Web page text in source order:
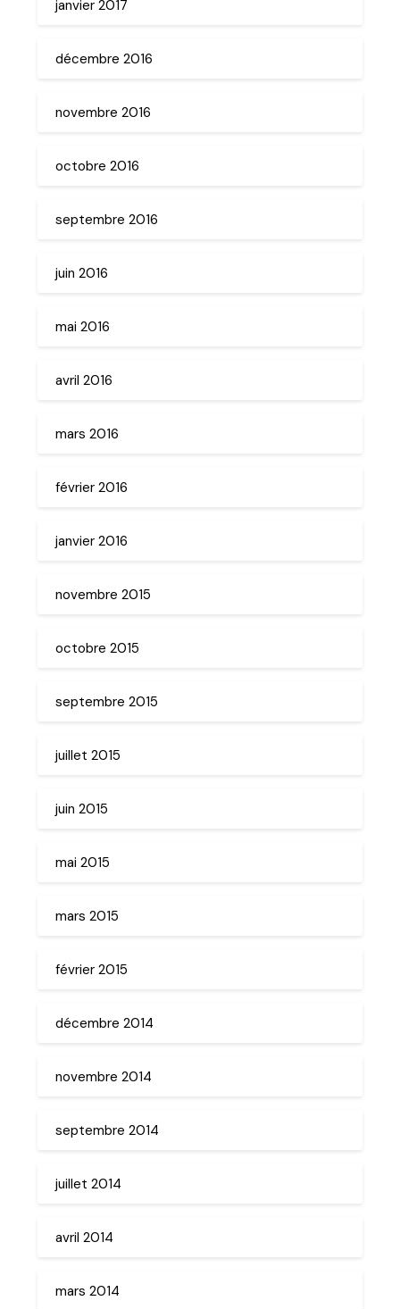
janvier 2017
décembre 2016
novembre 2016
octobre 2016
septembre 2016
juin 2016
mai 2016
avril 2016
mars 2016
février 2016
janvier 2016
novembre 2015
octobre 2015
septembre 2015
juillet 2015
juin 2015
mai 2015
mars 2015
février 2015
décembre 2014
novembre 2014
septembre 2014
juillet 2014
avril 2014
mars 2014